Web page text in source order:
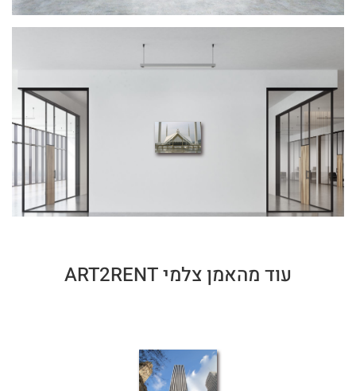
עוד מהאמן צלמי ART2RENT